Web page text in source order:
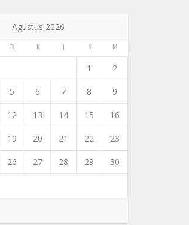
Agustus 2026
R K J S M
1 2
5 6 7 8 9
12 13 14 15 16
19 20 21 22 23
26 27 28 29 30